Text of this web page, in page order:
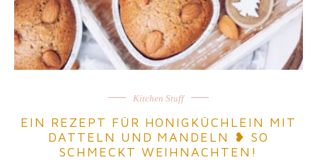
Kitchen Stuff
EIN REZEPT FÜR HONIGKÜCHLEIN MIT
DATTELN UND MANDELN ❥ SO
SCHMECKT WEIHNACHTEN!